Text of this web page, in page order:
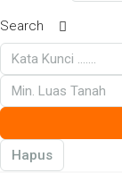
Search
Hapus